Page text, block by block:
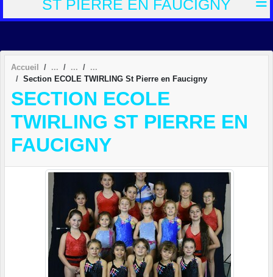
ST PIERRE EN FAUCIGNY
Accueil
Section ECOLE TWIRLING St Pierre en Faucigny
SECTION ECOLE
TWIRLING ST PIERRE EN
FAUCIGNY